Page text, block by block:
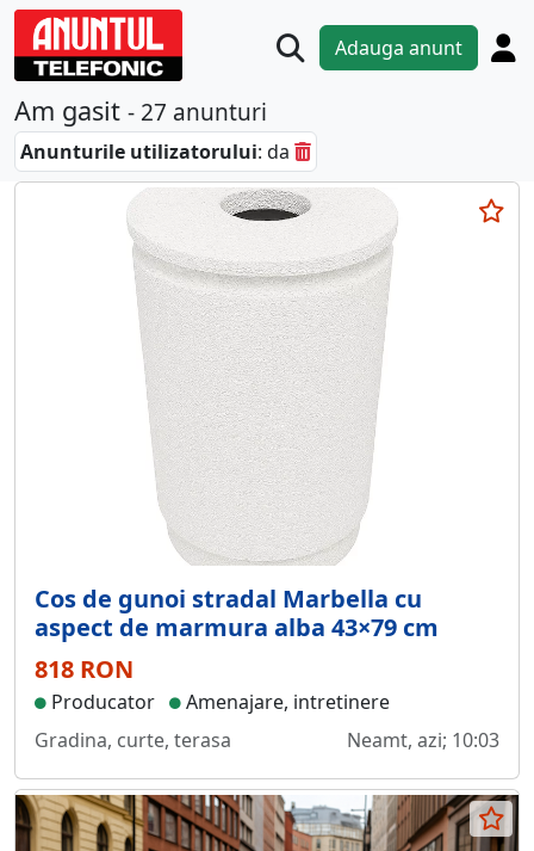
Adauga anunt
Am gasit - 27 anunturi
Anunturile utilizatorului: da
Cos de gunoi stradal Marbella cu
aspect de marmura alba 43×79 cm
818 RON
Producator
Amenajare, intretinere
Gradina, curte, terasa
Neamt, azi; 10:03